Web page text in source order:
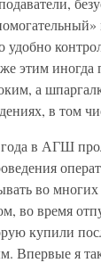
удобно
этим иногда
а
в том
в АГШ
во
во время
купили
Впервые я